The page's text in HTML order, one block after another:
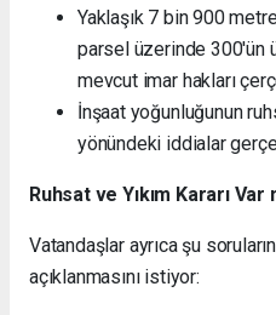
Yaklaşık 7 bin 900
parsel üzerinde 300'ün
mevcut imar hakları
İnşaat yoğunluğunun
yönündeki iddialar
Ruhsat ve Yıkım Kararı Var
Vatandaşlar ayrıca şu
açıklanmasını istiyor: